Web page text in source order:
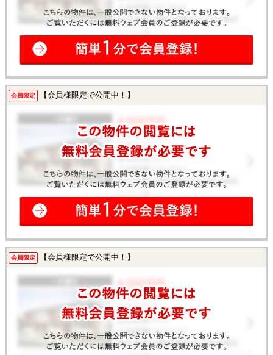
会員限定 【会員様限定で公開中！】
会員限定 【会員様限定で公開中！】